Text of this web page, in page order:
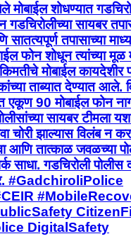
मोबाईल शोधण्यात
गडचिरोलीच्या सायबर
सातत्यपूर्ण तपासाच्या
फोन शोधून त्यांच्या मूळ
मोबाईल कायदेशीर
ताब्यात देण्यात आले.
90 मोबाईल फोन
सायबर
चोरी झाल्यास विलंब न
आणि तात्काळ जवळच्या
साधा. गडचिरोली पोलीस
#GadchiroliPolice
DigitalSafety